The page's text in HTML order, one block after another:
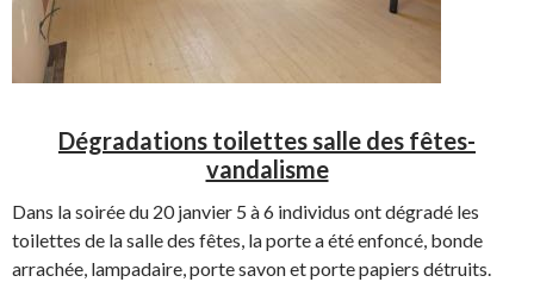
Dégradations toilettes salle des fêtes-
vandalisme
Dans la soirée du 20 janvier 5 à 6 individus ont dégradé les
toilettes de la salle des fêtes, la porte a été enfoncé, bonde
arrachée, lampadaire, porte savon et porte papiers détruits.